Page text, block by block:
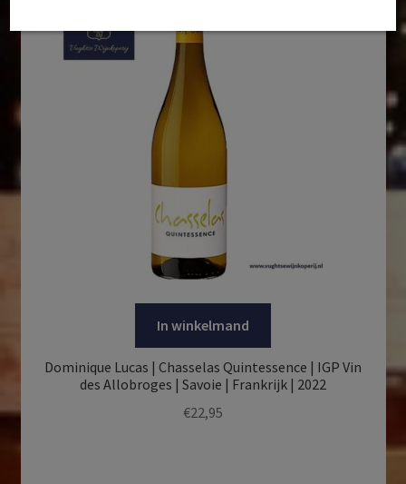
In winkelmand
Dominique Lucas | Chasselas Quintessence | IGP Vin
des Allobroges | Savoie | Frankrijk | 2022
€22,95